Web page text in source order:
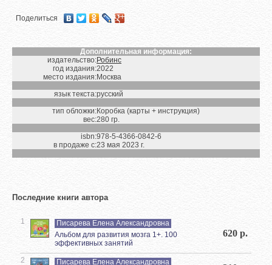
Поделиться
Дополнительная информация:
издательство:Робинс
год издания:2022
место издания:Москва
язык текста:русский
тип обложки:Коробка (карты + инструкция)
вес:280 гр.
isbn:978-5-4366-0842-6
в продаже с:23 мая 2023 г.
Последние книги автора
1
Писарева Елена Александровна
Альбом для развития мозга 1+. 100
эффективных занятий
620 р.
2 Писарева Елена Александровна